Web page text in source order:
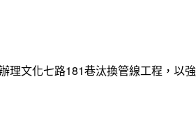
文化七路181巷汰換管線工程，以